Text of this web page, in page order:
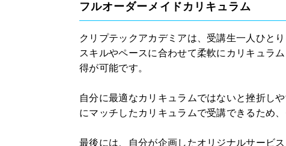
フルオーダーメイドカリキュラム
クリプテックアカデミアは、受講生一人ひと
スキルやペースに合わせて柔軟にカリキュラ
得が可能です。
自分に最適なカリキュラムではないと挫折し
にマッチしたカリキュラムで受講できるため
最後には、自分が企画したオリジナルサービ